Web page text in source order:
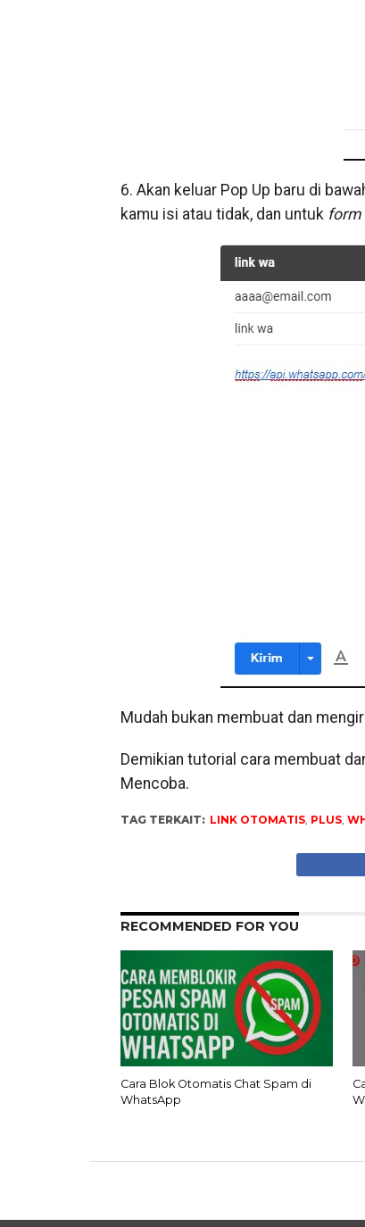
6. Akan keluar Pop Up baru di
kamu isi atau tidak, dan untuk form
Mudah bukan membuat dan
Demikian tutorial cara membuat
Mencoba.
TAG TERKAIT: LINK OTOMATIS, PLUS,
RECOMMENDED FOR YOU
Cara Blok Otomatis Chat Spam di
WhatsApp